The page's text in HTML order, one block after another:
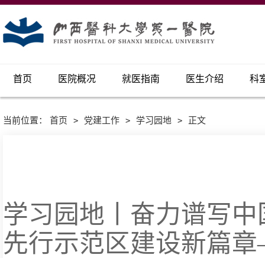
首页 医院概况 就医指南 医生介绍 科
当前位置： 首页 > 党建工作 > 学习园地 > 正文
学习园地丨奋力谱写
先行示范区建设新篇